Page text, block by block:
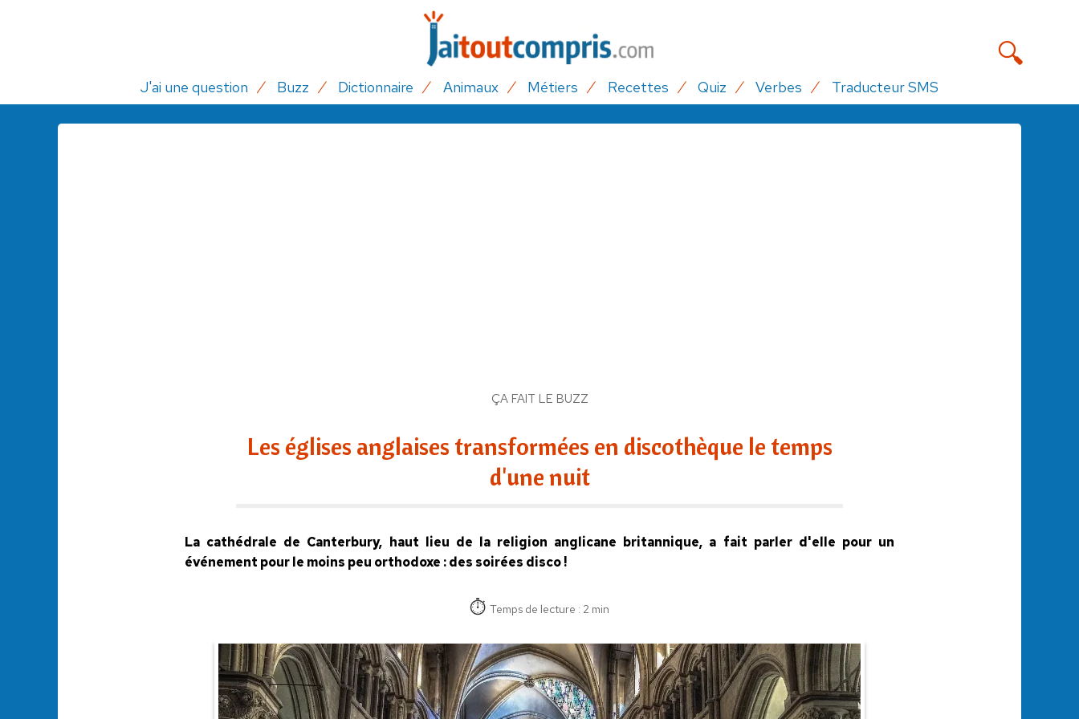
J'ai une question Buzz Dictionnaire Animaux Métiers Recettes Quiz Verbes Traducteur SMS
ÇA FAIT LE BUZZ
Les églises anglaises transformées en discothèque le temps
d'une nuit
La cathédrale de Canterbury, haut lieu de la religion anglicane britannique, a fait parler d'elle pour un
événement pour le moins peu orthodoxe : des soirées disco !
Temps de lecture : 2 min